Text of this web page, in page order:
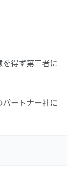
得ず第三者に
ートナー社に